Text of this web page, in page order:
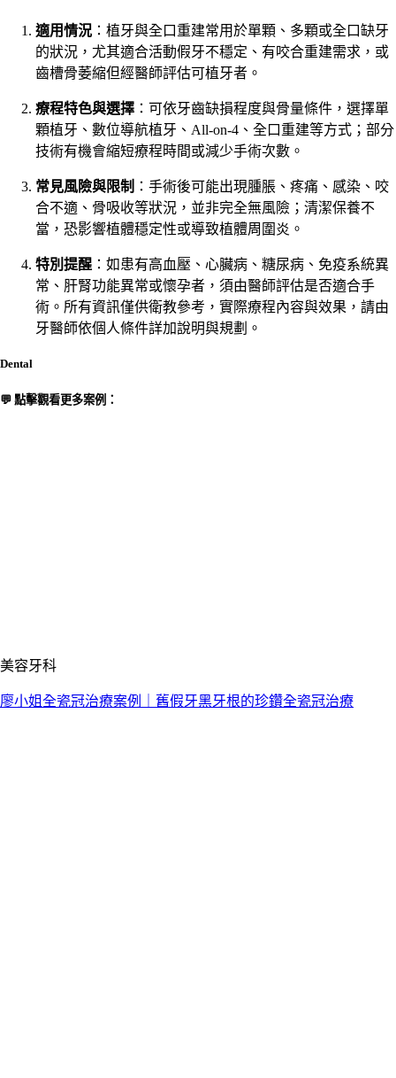
適用情況 ：植牙與全口重建常用於單顆、多顆或全口缺牙
的狀況，尤其適合活動假牙不穩定、有咬合重建需求，或
齒槽骨萎縮但經醫師評估可植牙者。
療程特色與選擇 ：可依牙齒缺損程度與骨量條件，選擇單
顆植牙、數位導航植牙、All-on-4、全口重建等方式；部分
技術有機會縮短療程時間或減少手術次數。
常見風險與限制 ：手術後可能出現腫脹、疼痛、感染、咬
合不適、骨吸收等狀況，並非完全無風險；清潔保養不
當，恐影響植體穩定性或導致植體周圍炎。
特別提醒 ：如患有高血壓、心臟病、糖尿病、免疫系統異
常、肝腎功能異常或懷孕者，須由醫師評估是否適合手
術。所有資訊僅供衛教參考，實際療程內容與效果，請由
牙醫師依個人條件詳加說明與規劃。
Dental
💬 點擊觀看更多案例：
美容牙科
廖小姐全瓷冠治療案例｜舊假牙黑牙根的珍鑽全瓷冠治療